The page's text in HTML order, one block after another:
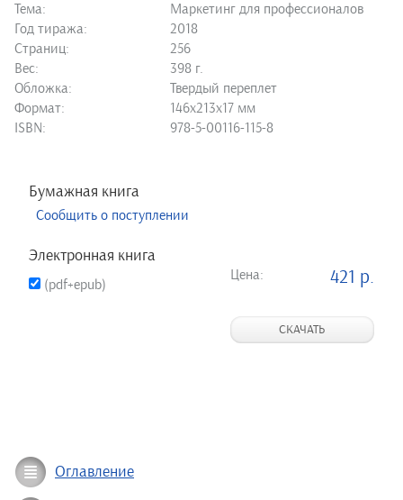
Тема:
Маркетинг для профессионалов
Год тиража:
2018
Страниц:
256
Вес:
398 г.
Обложка:
Твердый переплет
Формат:
146х213х17 мм
ISBN:
978-5-00116-115-8
Бумажная книга
Сообщить о поступлении
Электронная книга
(pdf+epub)
Цена: 421 р.
СКАЧАТЬ
Оглавление